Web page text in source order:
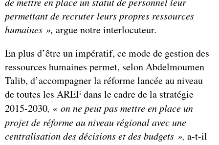
permettant de recruter leurs propres ressources
humaines », argue notre interlocuteur.
En plus d’être un impératif, ce mode de gestion des
ressources humaines permet, selon Abdelmoumen
Talib, d’accompagner la réforme lancée au niveau
de toutes les AREF dans le cadre de la stratégie
2015-2030, « on ne peut pas mettre en place un
projet de réforme au niveau régional avec une
centralisation des décisions et des budgets », a-t-il